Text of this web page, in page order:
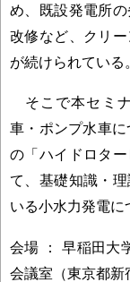
め、既設発電所
改修など、クリ
が続けられている。
そこで本セミ
車・ポンプ水車
の「ハイドロタ
て、基礎知識・
いる小水力発電に
会場 ： 早稲田
会議室（東京都新